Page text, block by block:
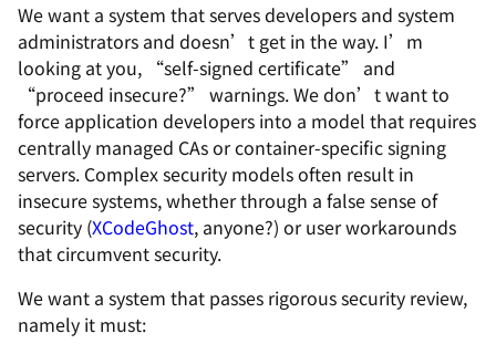
We want a system that serves developers and system
administrators and doesn’t get in the way. I’m
looking at you, “self-signed certificate” and
“proceed insecure?” warnings. We don’t want to
force application developers into a model that requires
centrally managed CAs or container-specific signing
servers. Complex security models often result in
insecure systems, whether through a false sense of
security (XCodeGhost, anyone?) or user workarounds
that circumvent security.
We want a system that passes rigorous security review,
namely it must: